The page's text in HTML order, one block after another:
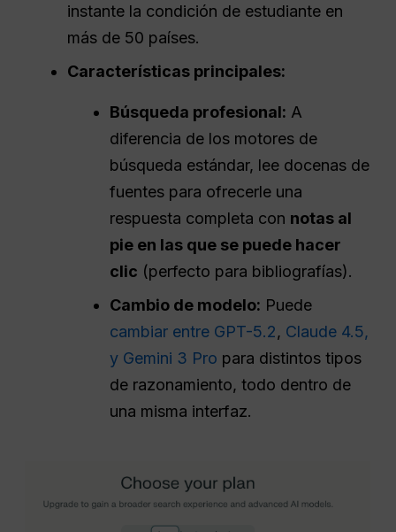
instante la condición de estudiante en
más de 50 países.
Características principales:
Búsqueda profesional: A
diferencia de los motores de
búsqueda estándar, lee docenas de
fuentes para ofrecerle una
respuesta completa con notas al
pie en las que se puede hacer
clic (perfecto para bibliografías).
Cambio de modelo: Puede
cambiar entre GPT-5.2, Claude 4.5,
y Gemini 3 Pro para distintos tipos
de razonamiento, todo dentro de
una misma interfaz.